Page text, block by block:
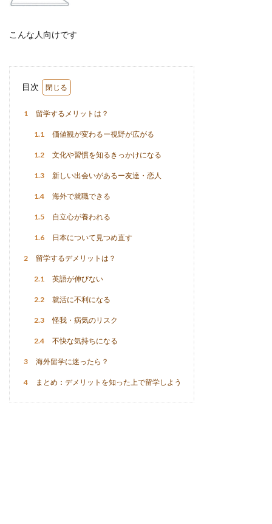
こんな人向けです
目次
1 留学するメリットは？
1.1 価値観が変わるー視野が広がる
1.2 文化や習慣を知るきっかけになる
1.3 新しい出会いがあるー友達・恋人
1.4 海外で就職できる
1.5 自立心が養われる
1.6 日本について見つめ直す
2 留学するデメリットは？
2.1 英語が伸びない
2.2 就活に不利になる
2.3 怪我・病気のリスク
2.4 不快な気持ちになる
3 海外留学に迷ったら？
4 まとめ：デメリットを知った上で留学しよう